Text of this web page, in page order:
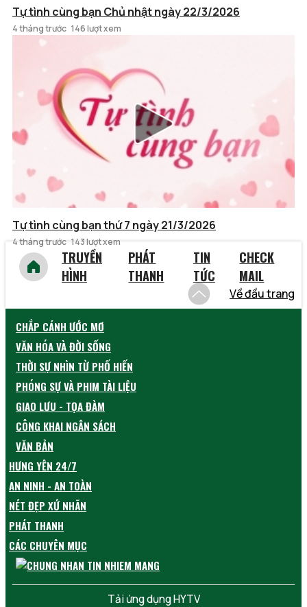
Tự tình cùng bạn Chủ nhật ngày 22/3/2026
4 tháng trước 146 lượt xem
Tự tình cùng bạn thứ 7 ngày 21/3/2026
4 tháng trước 143 lượt xem
TRUYỀN
HÌNH
PHÁT
THANH
TIN
TỨC
CHECK
MAIL
Về đầu trang
CHẮP CÁNH ƯỚC MƠ
VĂN HÓA VÀ ĐỜI SỐNG
THỜI SỰ NHÌN TỪ PHỐ HIẾN
PHÓNG SỰ VÀ PHIM TÀI LIỆU
GIAO LƯU - TỌA ĐÀM
CÔNG KHAI NGÂN SÁCH
VĂN BẢN
HƯNG YÊN 24/7
AN NINH - AN TOÀN
NÉT ĐẸP XỨ NHÃN
PHÁT THANH
CÁC CHUYÊN MỤC
Tải ứng dụng HYTV